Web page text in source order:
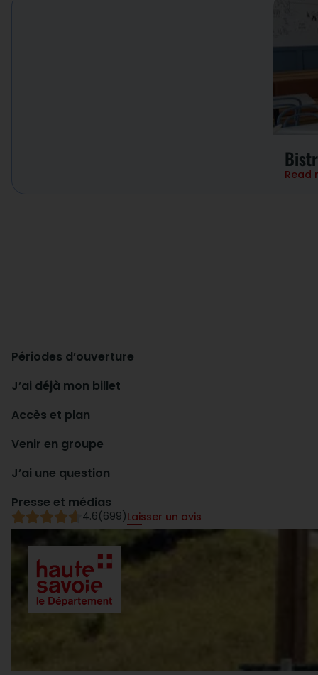
Read
Périodes d’ouverture
J’ai déjà mon billet
Accès et plan
Venir en groupe
J’ai une question
Presse et médias
4.6(699)Laisser un avis